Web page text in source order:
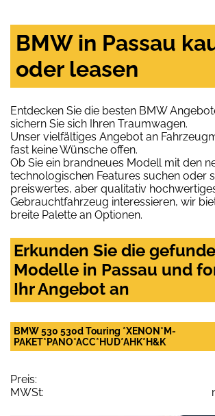
BMW in Passau
oder leasen
Entdecken Sie die besten BMW
sichern Sie sich Ihren Traumwagen.
Unser vielfältiges Angebot an
fast keine Wünsche offen.
Ob Sie ein brandneues Modell mit den
technologischen Features suchen oder
preiswertes, aber qualitativ
Gebrauchtfahrzeug interessieren, wir
breite Palette an Optionen.
Erkunden Sie die
Modelle in Passau und
Ihr Angebot an
BMW 530 530d Touring *XENON*M-
PAKET*PANO*ACC*HUD*AHK*H&K
Preis:
MWSt: